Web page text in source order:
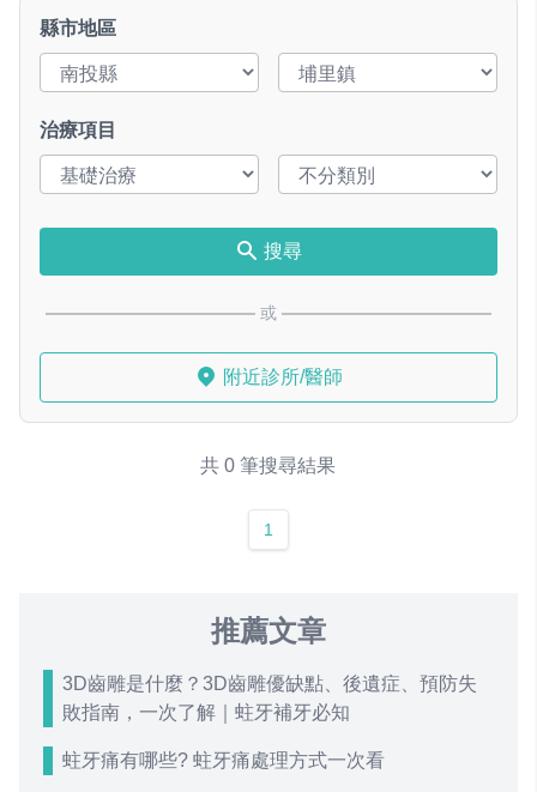
縣市地區
治療項目
搜尋
或
附近診所/醫師
共 0 筆搜尋結果
1
推薦文章
3D齒雕是什麼？3D齒雕優缺點、後遺症、預防失
敗指南，一次了解｜蛀牙補牙必知
蛀牙痛有哪些? 蛀牙痛處理方式一次看